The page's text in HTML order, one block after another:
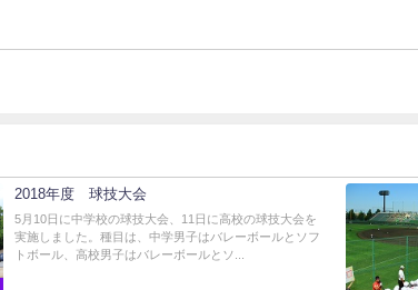
2018年度 球技大会
5月10日に中学校の球技大会、11日に高校の球技大会を
実施しました。種目は、中学男子はバレーボールとソフ
トボール、高校男子はバレーボールとソ...